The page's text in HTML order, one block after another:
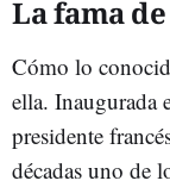
La fama
Cómo lo
ella. Inaugurada
presidente
décadas uno de